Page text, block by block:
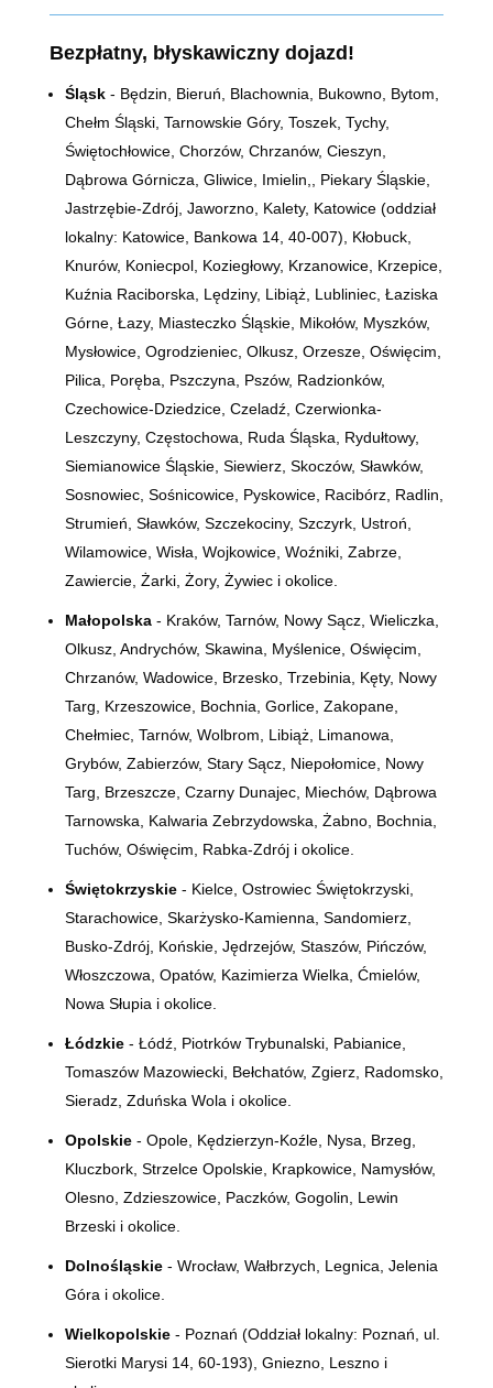
Bezpłatny, błyskawiczny dojazd!
Śląsk- Będzin, Bieruń, Blachownia, Bukowno, Bytom,
Chełm Śląski, Tarnowskie Góry, Toszek, Tychy,
Świętochłowice, Chorzów, Chrzanów, Cieszyn,
Dąbrowa Górnicza, Gliwice, Imielin,, Piekary Śląskie,
Jastrzębie-Zdrój, Jaworzno, Kalety, Katowice (oddział
lokalny: Katowice, Bankowa 14, 40-007) , Kłobuck,
Knurów, Koniecpol, Koziegłowy, Krzanowice, Krzepice,
Kuźnia Raciborska, Lędziny, Libiąż, Lubliniec, Łaziska
Górne, Łazy, Miasteczko Śląskie, Mikołów, Myszków,
Mysłowice, Ogrodzieniec, Olkusz, Orzesze, Oświęcim,
Pilica, Poręba, Pszczyna, Pszów, Radzionków,
Czechowice-Dziedzice, Czeladź, Czerwionka-
Leszczyny, Częstochowa, Ruda Śląska, Rydułtowy,
Siemianowice Śląskie, Siewierz, Skoczów, Sławków,
Sosnowiec, Sośnicowice, Pyskowice, Racibórz, Radlin,
Strumień, Sławków, Szczekociny, Szczyrk, Ustroń,
Wilamowice, Wisła, Wojkowice, Woźniki, Zabrze,
Zawiercie, Żarki, Żory, Żywiec i okolice.
Małopolska- Kraków, Tarnów, Nowy Sącz, Wieliczka,
Olkusz, Andrychów, Skawina, Myślenice, Oświęcim,
Chrzanów, Wadowice, Brzesko, Trzebinia, Kęty, Nowy
Targ, Krzeszowice, Bochnia, Gorlice, Zakopane,
Chełmiec, Tarnów, Wolbrom, Libiąż, Limanowa,
Grybów, Zabierzów, Stary Sącz, Niepołomice, Nowy
Targ, Brzeszcze, Czarny Dunajec, Miechów, Dąbrowa
Tarnowska, Kalwaria Zebrzydowska, Żabno, Bochnia,
Tuchów, Oświęcim, Rabka-Zdrój i okolice.
Świętokrzyskie- Kielce, Ostrowiec Świętokrzyski,
Starachowice, Skarżysko-Kamienna, Sandomierz,
Busko-Zdrój, Końskie, Jędrzejów, Staszów, Pińczów,
Włoszczowa, Opatów, Kazimierza Wielka, Ćmielów,
Nowa Słupia i okolice.
Łódzkie- Łódź, Piotrków Trybunalski, Pabianice,
Tomaszów Mazowiecki, Bełchatów, Zgierz, Radomsko,
Sieradz, Zduńska Wola i okolice.
Opolskie- Opole, Kędzierzyn-Koźle, Nysa, Brzeg,
Kluczbork, Strzelce Opolskie, Krapkowice, Namysłów,
Olesno, Zdzieszowice, Paczków, Gogolin, Lewin
Brzeski i okolice.
Dolnośląskie- Wrocław, Wałbrzych, Legnica, Jelenia
Góra i okolice.
Wielkopolskie- Poznań (Oddział lokalny: Poznań, ul.
Sierotki Marysi 14, 60-193) , Gniezno, Leszno i